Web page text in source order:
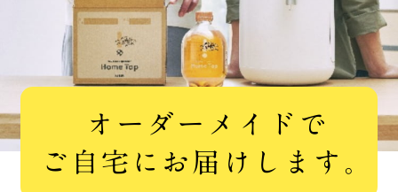
オーダーメイドで
ご自宅にお届けします。